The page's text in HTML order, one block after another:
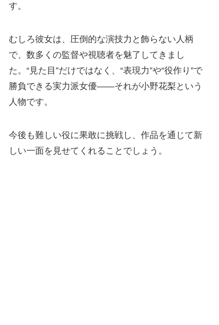
す。
むしろ彼女は、圧倒的な演技力と飾らない人柄
で、数多くの監督や視聴者を魅了してきまし
た。“見た目”だけではなく、“表現力”や“役作り”で
勝負できる実力派女優――それが小野花梨という
人物です。
今後も難しい役に果敢に挑戦し、作品を通じて新
しい一面を見せてくれることでしょう。